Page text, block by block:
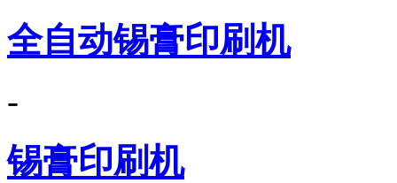
全自动锡膏印刷机
-
锡膏印刷机